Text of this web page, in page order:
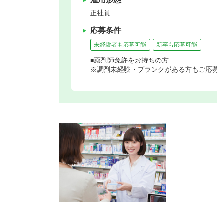
正社員
応募条件
未経験者も応募可能 新卒も応募可能
■薬剤師免許をお持ちの方
※調剤未経験・ブランクがある方もご応